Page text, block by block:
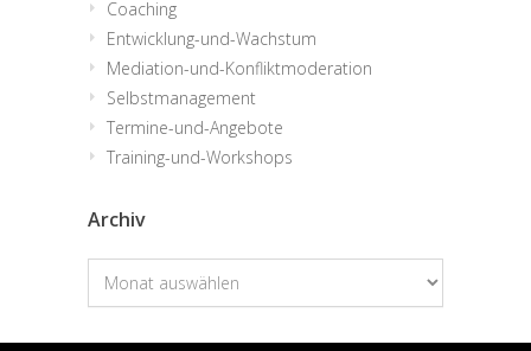
Coaching
Entwicklung-und-Wachstum
Mediation-und-Konfliktmoderation
Selbstmanagement
Termine-und-Angebote
Training-und-Workshops
Archiv